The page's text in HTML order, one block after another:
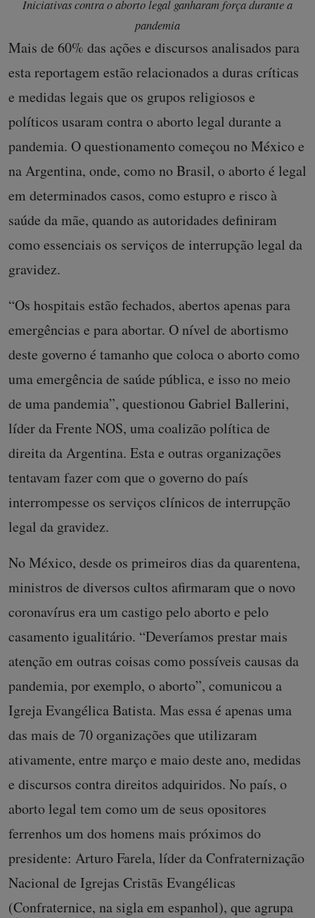
Iniciativas contra o aborto legal ganharam força durante a
pandemia
Mais de 60% das ações e discursos analisados para
esta reportagem estão relacionados a duras críticas
e medidas legais que os grupos religiosos e
políticos usaram contra o aborto legal durante a
pandemia. O questionamento começou no México e
na Argentina, onde, como no Brasil, o aborto é legal
em determinados casos, como estupro e risco à
saúde da mãe, quando as autoridades definiram
como essenciais os serviços de interrupção legal da
gravidez.
“Os hospitais estão fechados, abertos apenas para
emergências e para abortar. O nível de abortismo
deste governo é tamanho que coloca o aborto como
uma emergência de saúde pública, e isso no meio
de uma pandemia”, questionou Gabriel Ballerini,
líder da Frente NOS, uma coalizão política de
direita da Argentina. Esta e outras organizações
tentavam fazer com que o governo do país
interrompesse os serviços clínicos de interrupção
legal da gravidez.
No México, desde os primeiros dias da quarentena,
ministros de diversos cultos afirmaram que o novo
coronavírus era um castigo pelo aborto e pelo
casamento igualitário. “Deveríamos prestar mais
atenção em outras coisas como possíveis causas da
pandemia, por exemplo, o aborto”, comunicou a
Igreja Evangélica Batista. Mas essa é apenas uma
das mais de 70 organizações que utilizaram
ativamente, entre março e maio deste ano, medidas
e discursos contra direitos adquiridos. No país, o
aborto legal tem como um de seus opositores
ferrenhos um dos homens mais próximos do
presidente: Arturo Farela, líder da Confraternização
Nacional de Igrejas Cristãs Evangélicas
(Confraternice, na sigla em espanhol), que agrupa